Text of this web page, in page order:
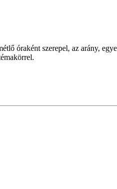
óraként szerepel, az arány,